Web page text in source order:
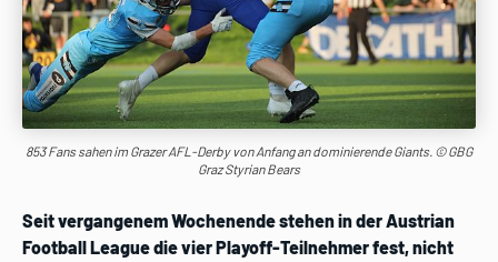
853 Fans sahen im Grazer AFL-Derby von Anfang an dominierende Giants. © GBG
Graz Styrian Bears
Seit vergangenem Wochenende stehen in der Austrian
Football League die vier Playoff-Teilnehmer fest, nicht